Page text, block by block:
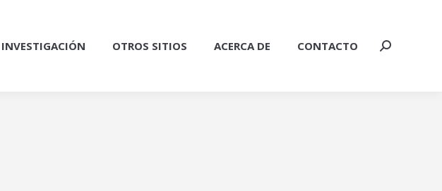
INVESTIGACIÓN OTROS SITIOS ACERCA DE CONTACTO Buscar: